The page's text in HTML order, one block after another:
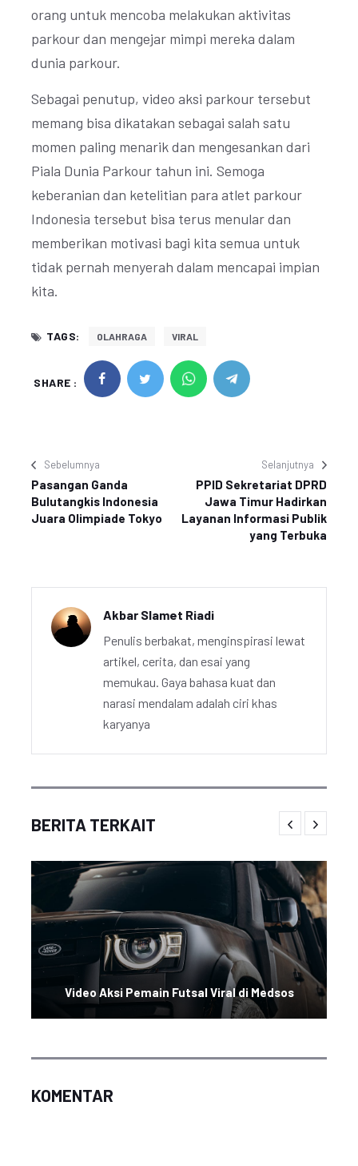
orang untuk mencoba melakukan aktivitas
parkour dan mengejar mimpi mereka dalam
dunia parkour.
Sebagai penutup, video aksi parkour tersebut
memang bisa dikatakan sebagai salah satu
momen paling menarik dan mengesankan dari
Piala Dunia Parkour tahun ini. Semoga
keberanian dan ketelitian para atlet parkour
Indonesia tersebut bisa terus menular dan
memberikan motivasi bagi kita semua untuk
tidak pernah menyerah dalam mencapai impian
kita.
TAGS: OLAHRAGA VIRAL
SHARE :
Sebelumnya
Pasangan Ganda
Bulutangkis Indonesia
Juara Olimpiade Tokyo
Selanjutnya
PPID Sekretariat DPRD
Jawa Timur Hadirkan
Layanan Informasi Publik
yang Terbuka
Akbar Slamet Riadi
Penulis berbakat, menginspirasi lewat
artikel, cerita, dan esai yang
memukau. Gaya bahasa kuat dan
narasi mendalam adalah ciri khas
karyanya
BERITA TERKAIT
Video Aksi Pemain Futsal Viral di Medsos
KOMENTAR